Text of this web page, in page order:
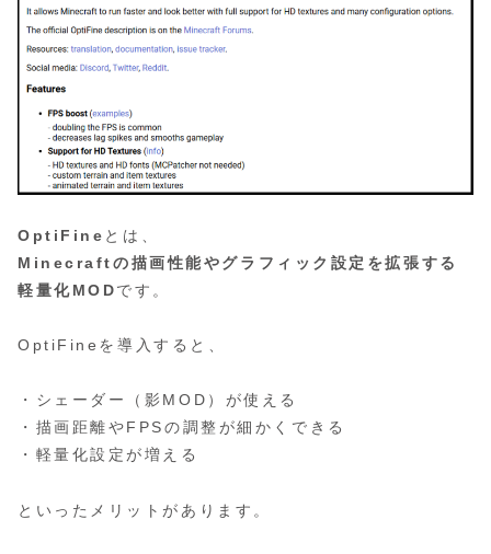
OptiFine とは、
Minecraftの描画性能やグラフィック設定を拡張する
軽量化MODです。
OptiFineを導入すると、
・シェーダー（影MOD）が使える
・描画距離やFPSの調整が細かくできる
・軽量化設定が増える
といったメリットがあります。